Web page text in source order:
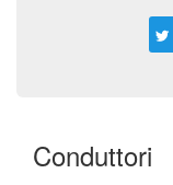
Conduttori